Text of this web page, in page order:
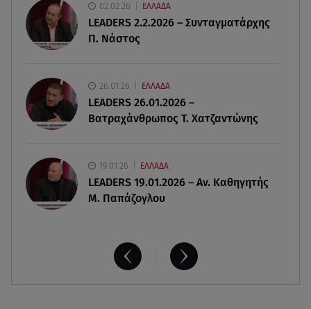
Αραβία - Πακιστάν
07.08.26 , 21:50
02.02.26 ΕΛΛΑΔΑ
LEADERS 2.2.2026 – Συνταγματάρχης
Π. Νάστος
26.01.26 ΕΛΛΑΔΑ
LEADERS 26.01.2026 –
Βατραχάνθρωπος Τ. Χατζαντώνης
19.01.26 ΕΛΛΑΔΑ
LEADERS 19.01.2026 – Αν. Καθηγητής
Μ. Παπάζογλου